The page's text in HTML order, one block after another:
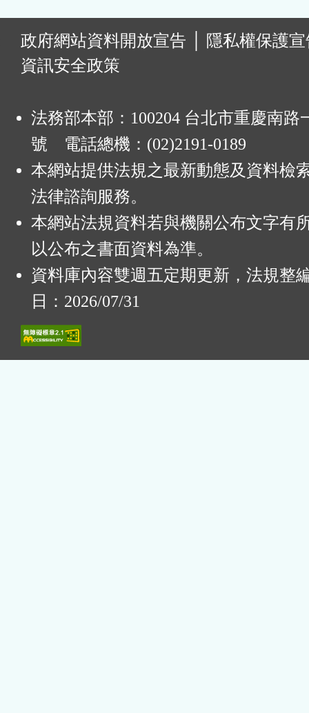
政府網站資料開放宣告
隱私權保護
資訊安全政策
法務部本部：100204 台北市重慶南路
號 電話總機：(02)2191-0189
本網站提供法規之最新動態及資料檢
法律諮詢服務。
本網站法規資料若與機關公布文字有
以公布之書面資料為準。
資料庫內容雙週五定期更新，法規整
日：2026/07/31